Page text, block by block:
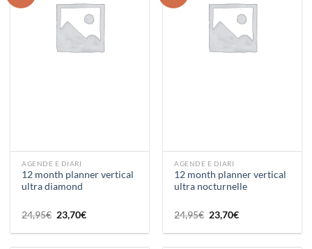
AGENDE E DIARI
12 month planner vertical
ultra diamond
24,95€ Il
prezzo
originale
23,70€Il
attuale
AGENDE E DIARI
12 month planner vertical
ultra nocturnelle
24,95€ Il
prezzo
originale
23,70€Il
attuale